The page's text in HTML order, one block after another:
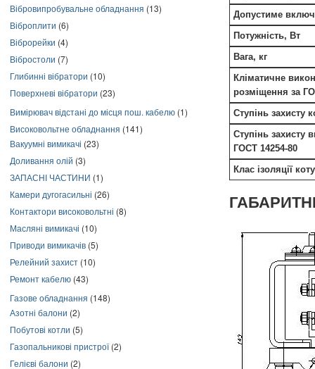
Вібровипробувальне обладнання (13)
Віброплити (6)
Віброрейки (4)
Вібростоли (7)
Глибинні вібратори (10)
Поверхневі вібратори (23)
Вимірювач відстані до місця пош. кабелю (1)
Високовольтне обладнання (141)
Вакуумні вимикачі (23)
Доливання олій (3)
ЗАПАСНІ ЧАСТИНИ (1)
Камери дугогасильні (26)
Контактори високовольтні (8)
Масляні вимикачі (10)
Приводи вимикачів (5)
Релейний захист (10)
Ремонт кабелю (43)
Газове обладнання (148)
Азотні балони (2)
Побутові котли (5)
Газопальникові пристрої(2)
Гелієві балони (2)
Допустиме
Потужність, Вт
Вага, кг
Кліматичне
розміщення за
Ступінь захисту
Ступінь захисту
ГОСТ 14254-80
Клас ізоляції